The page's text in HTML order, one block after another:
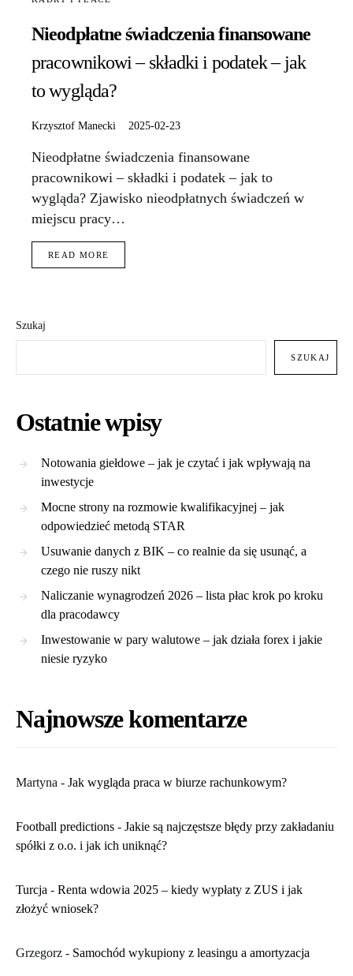
Nieodpłatne świadczenia finansowane
pracownikowi – składki i podatek – jak
to wygląda?
Krzysztof Manecki 2025-02-23
Nieodpłatne świadczenia finansowane
pracownikowi – składki i podatek – jak to
wygląda? Zjawisko nieodpłatnych świadczeń w
miejscu pracy…
READ MORE
Szukaj
SZUKAJ
Ostatnie wpisy
Notowania giełdowe – jak je czytać i jak wpływają na
inwestycje
Mocne strony na rozmowie kwalifikacyjnej – jak
odpowiedzieć metodą STAR
Usuwanie danych z BIK – co realnie da się usunąć, a
czego nie ruszy nikt
Naliczanie wynagrodzeń 2026 – lista płac krok po kroku
dla pracodawcy
Inwestowanie w pary walutowe – jak działa forex i jakie
niesie ryzyko
Najnowsze komentarze
Martyna - ​Jak wygląda praca w biurze rachunkowym?
Football predictions - Jakie są najczęstsze błędy przy zakładaniu
spółki z o.o. i jak ich uniknąć?
Turcja - Renta wdowia 2025 – kiedy wypłaty z ZUS i jak
złożyć wniosek?
Grzegorz - Samochód wykupiony z leasingu a amortyzacja